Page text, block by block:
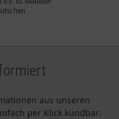
aus unseren
per Klick kündbar.